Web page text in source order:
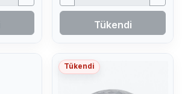
Tükendi
Tükendi